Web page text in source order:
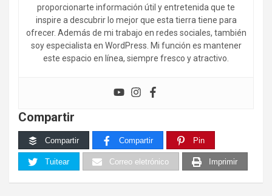
proporcionarte información útil y entretenida que te
inspire a descubrir lo mejor que esta tierra tiene para
ofrecer. Además de mi trabajo en redes sociales, también
soy especialista en WordPress. Mi función es mantener
este espacio en línea, siempre fresco y atractivo.
Compartir
Compartir Compartir Pin
Tuitear Correo eletrónico Imprimir